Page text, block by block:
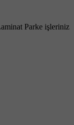
Parke işleriniz